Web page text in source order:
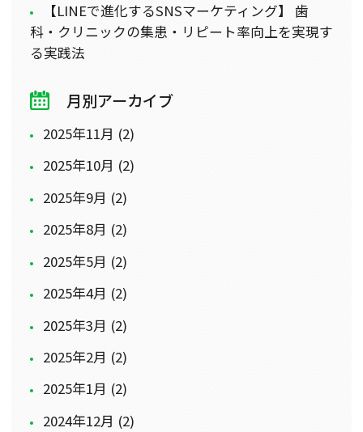
【LINEで進化するSNSマーケティング】 歯
科・クリニックの集患・リピート率向上を実現す
る実践法
月別アーカイブ
2025年11月 (2)
2025年10月 (2)
2025年9月 (2)
2025年8月 (2)
2025年5月 (2)
2025年4月 (2)
2025年3月 (2)
2025年2月 (2)
2025年1月 (2)
2024年12月 (2)